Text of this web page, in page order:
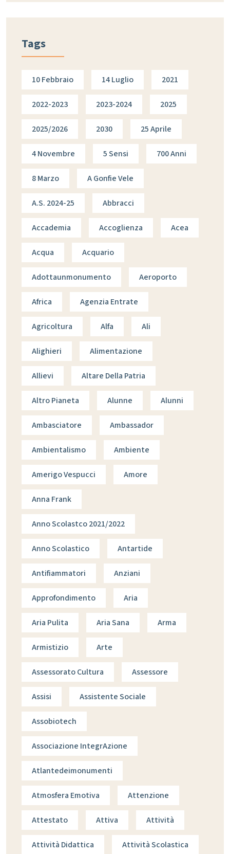
Tags
10 Febbraio 14 Luglio 2021
2022-2023 2023-2024 2025
2025/2026 2030 25 Aprile
4 Novembre 5 Sensi 700 Anni
8 Marzo A Gonfie Vele
A.s. 2024-25 Abbracci
Accademia Accoglienza Acea
Acqua Acquario
Adottaunmonumento Aeroporto
Africa Agenzia Entrate
Agricoltura Alfa Ali
Alighieri Alimentazione
Allievi Altare Della Patria
Altro Pianeta Alunne Alunni
Ambasciatore Ambassador
Ambientalismo Ambiente
Amerigo Vespucci Amore
Anna Frank
Anno Scolastco 2021/2022
Anno Scolastico Antartide
Antifiammatori Anziani
Approfondimento Aria
Aria Pulita Aria Sana Arma
Armistizio Arte
Assessorato Cultura Assessore
Assisi Assistente Sociale
Assobiotech
Associazione IntegrAzione
Atlantedeimonumenti
Atmosfera Emotiva Attenzione
Attestato Attiva Attività
Attività Didattica Attività Scolastica